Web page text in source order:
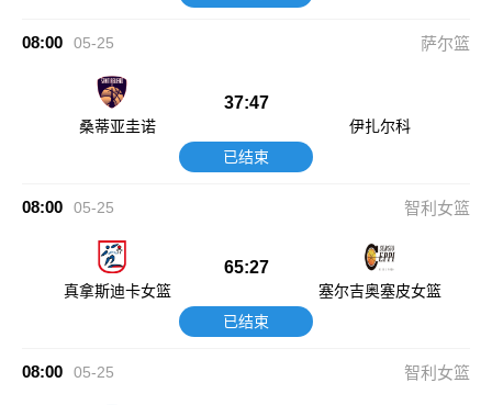
08:00 05-25 萨尔篮
桑蒂亚圭诺
37:47
伊扎尔科
已结束
08:00 05-25 智利女篮
真拿斯迪卡女篮
65:27
塞尔吉奥塞皮女篮
已结束
08:00 05-25 智利女篮